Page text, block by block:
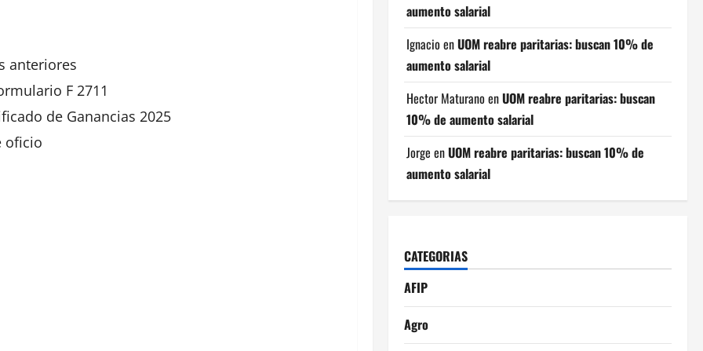
anteriores
F 2711
de Ganancias 2025
oficio
aumento salarial
Ignacio enUOM reabre paritarias: buscan 10% de
aumento salarial
Hector Maturano enUOM reabre paritarias: buscan
10% de aumento salarial
Jorge enUOM reabre paritarias: buscan 10% de
aumento salarial
CATEGORIAS
AFIP
Agro